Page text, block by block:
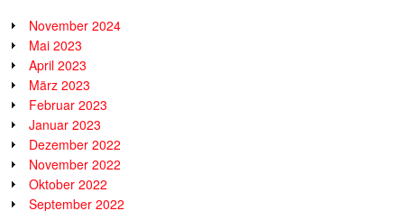
November 2024
Mai 2023
April 2023
März 2023
Februar 2023
Januar 2023
Dezember 2022
November 2022
Oktober 2022
September 2022